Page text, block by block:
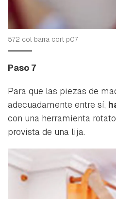
572 col barra cort p07
Paso 7
Para que las piezas de
adecuadamente entre sí,
con una herramienta
provista de una lija.